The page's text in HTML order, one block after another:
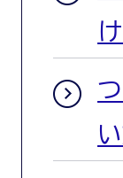
け